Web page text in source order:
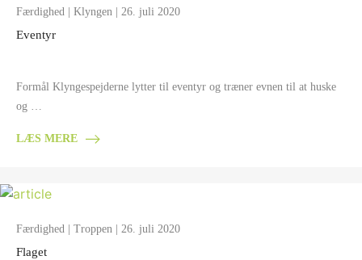
Færdighed | Klyngen | 26. juli 2020
Eventyr
Formål Klyngespejderne lytter til eventyr og træner evnen til at huske
og …
LÆS MERE
Færdighed Troppen | 26. juli 2020
Flaget